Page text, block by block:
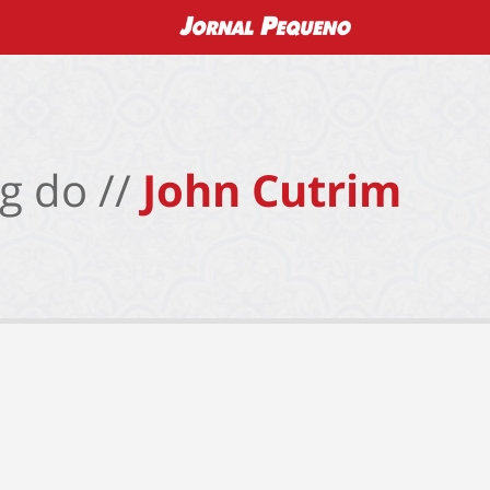
do // John Cutrim